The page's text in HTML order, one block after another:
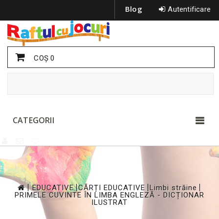
Autentificare
Blog
COŞ0
CATEGORII
>
EDUCATIVE
>
CĂRȚI EDUCATIVE Limbi străine
PRIMELE CUVINTE ÎN LIMBA ENGLEZĂ - DICȚIONAR
ILUSTRAT